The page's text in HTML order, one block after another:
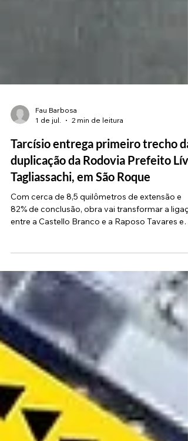
1 de jul.
2 min de leitura
Tarcísio entrega primeiro trecho da
duplicação da Rodovia Prefeito
Tagliassachi, em São Roque
Com cerca de 8,5 quilômetros de extensão e
Araçariguama (Fotos:João Valério/Governo SP)
O Governo de São Paulo entregou nesta
feira, 1º de julho, a primeira etapa das obras de
duplicação da Rodovia Prefeito Lívio
Tagliassachi (SPA-053/280). Com um
investimento de R$ 174 milhões, a intervenção
amplia a capacidade operacional da via,
moderniz